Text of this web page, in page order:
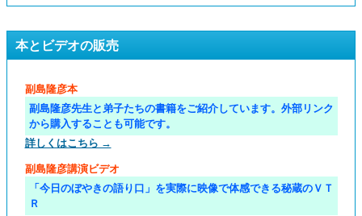
本とビデオの販売
副島隆彦本
副島隆彦先生と弟子たちの書籍をご紹介しています。外部リンク
から購入することも可能です。
詳しくはこちら →
副島隆彦講演ビデオ
「今日のぼやきの語り口」を実際に映像で体感できる秘蔵のＶＴ
Ｒ